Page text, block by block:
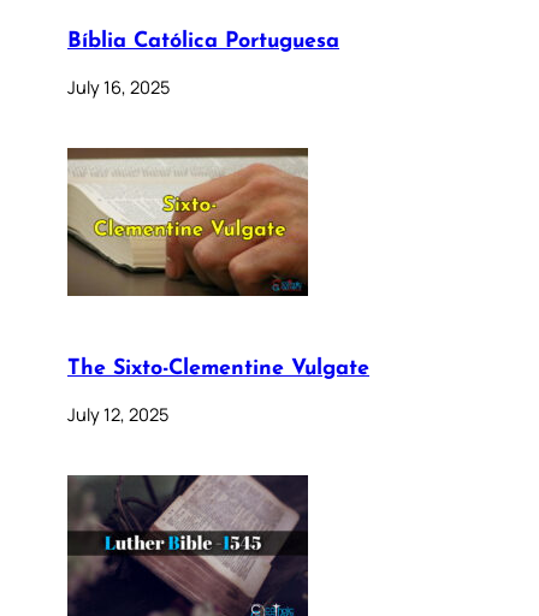
Bíblia Católica Portuguesa
July 16, 2025
The Sixto-Clementine Vulgate
July 12, 2025